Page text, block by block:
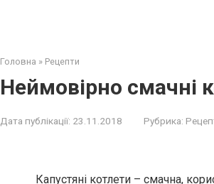
Головна » Рецепти
Неймовірно смачні
Дата публікації: 23.11.2018 Рубрика:
Капустяні котлети – смачна,